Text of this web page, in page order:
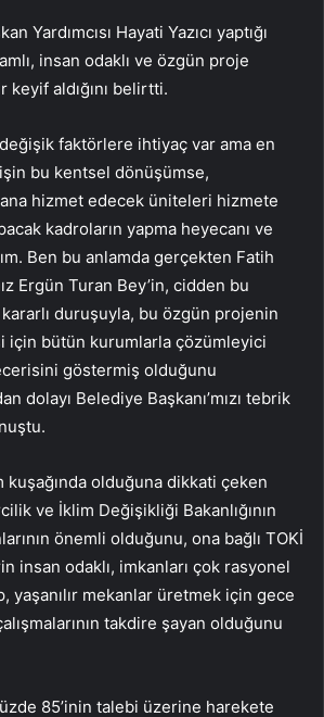
Yardımcısı Hayati Yazıcı yaptığı
insan odaklı ve özgün proje
aldığını belirtti.
değişik faktörlere ihtiyaç var ama en
işin bu kentsel dönüşümse,
hizmet edecek üniteleri hizmete
kadroların yapma heyecanı ve
Ben bu anlamda gerçekten Fatih
Ergün Turan Bey’in, cidden bu
kararlı duruşuyla, bu özgün projenin
için bütün kurumlarla çözümleyici
göstermiş olduğunu
dolayı Belediye Başkanı’mızı tebrik
kuşağında olduğuna dikkati çeken
ve İklim Değişikliği Bakanlığının
önemli olduğunu, ona bağlı TOKİ
insan odaklı, imkanları çok rasyonel
yaşanılır mekanlar üretmek için gece
takdire şayan olduğunu
85’inin talebi üzerine harekete